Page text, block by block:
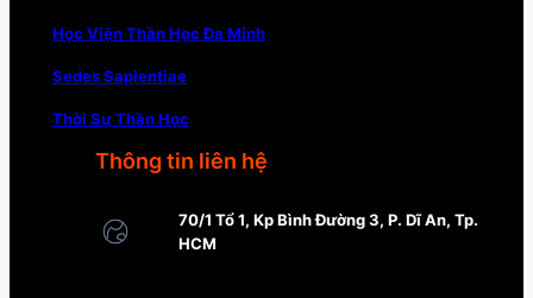
Học Viện Thần Học Đa Minh
Sedes Sapientiae
Thời Sự Thần Học
Thông tin liên hệ
70/1 Tổ 1, Kp Bình Đường 3, P. Dĩ An, Tp.
HCM